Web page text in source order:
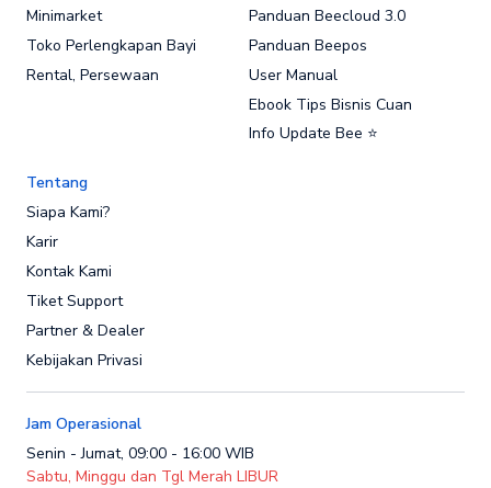
Minimarket
Toko Perlengkapan Bayi
Rental, Persewaan
Panduan Beecloud 3.0
Panduan Beepos
User Manual
Ebook Tips Bisnis Cuan
Info Update Bee ⭐
Tentang
Siapa Kami?
Karir
Kontak Kami
Tiket Support
Partner & Dealer
Kebijakan Privasi
Jam Operasional
Senin - Jumat, 09:00 - 16:00 WIB
Sabtu, Minggu dan Tgl Merah LIBUR